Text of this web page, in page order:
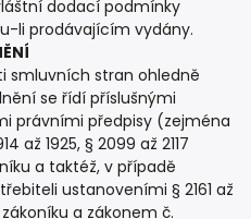
dodací podmínky
li prodávajícím vydány.
smluvních stran ohledně
se řídí příslušnými
právními předpisy (zejména
až 1925, § 2099 až 2117
a taktéž, v případě
ustanoveními § 2161 až
a zákonem č.